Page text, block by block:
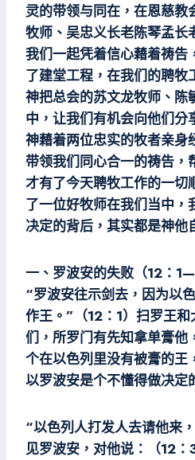
灵的带领与同在，在恩慈教
牧师、吴忠义长老陈琴孟长
我们一起凭着信心藉着祷告
了建堂工程，在我们的聘牧
神把总会的苏文龙牧师、陈
中，让我们有机会向他们分
神藉着两位忠实的牧者亲身
带领我们同心合一的祷告，
才有了今天聘牧工作的一切
了一位好牧师在我们当中，
决定的背后，其实都是神他
一、罗波安的失败（12：
“罗波安往示剑去，因为以
作王。”（12：1）扫罗王
们，所罗门有先知拿单膏他
个在以色列里没有被膏的王
以罗波安是个不懂得做决定
“以色列人打发人去请他来
见罗波安，对他说：（12